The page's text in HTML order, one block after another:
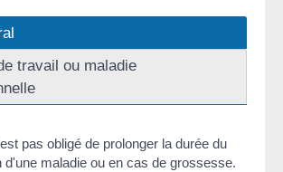
travail ou maladie
pas obligé de prolonger la durée du
d'une maladie ou en cas de grossesse.